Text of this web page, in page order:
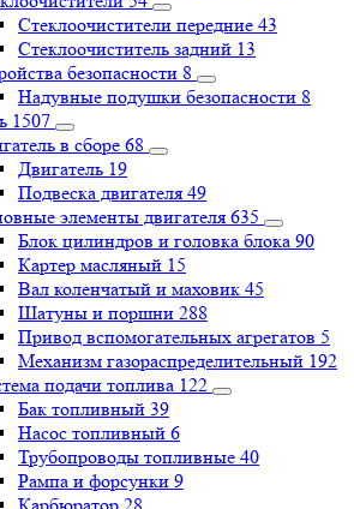
Стеклоочистители передние 43
Стеклоочиститель задний 13
безопасности 8
Надувные подушки безопасности 8
1507
в сборе 68
Двигатель 19
Подвеска двигателя 49
элементы двигателя 635
Блок цилиндров и головка блока 90
Картер масляный 15
Вал коленчатый и маховик 45
Шатуны и поршни 288
Привод вспомогательных агрегатов 5
Механизм газораспределительный 192
подачи топлива 122
Бак топливный 39
Насос топливный 6
Трубопроводы топливные 40
Рампа и форсунки 9